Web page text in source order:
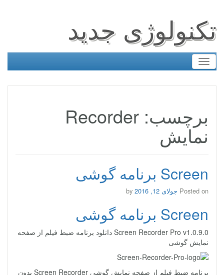
تکنولوژی جدید
Toggle
navigation
برچسب: Recorder
نمایش
Screen برنامه گوشی
Posted on جولای 12, 2016
Screen برنامه گوشی
Screen Recorder Pro v1.0.9.0 دانلود برنامه ضبط فیلم از صفحه
نمایش گوشی
برنامه ضبط فیلم از صفحه نمایش گوشی Screen Recorder بدون